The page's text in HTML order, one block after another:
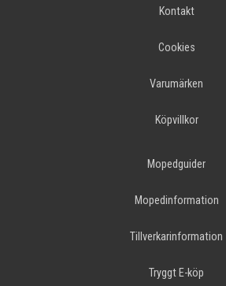
Kontakt
Cookies
Varumärken
Köpvillkor
Mopedguider
Mopedinformation
Tillverkarinformation
Tryggt E-köp